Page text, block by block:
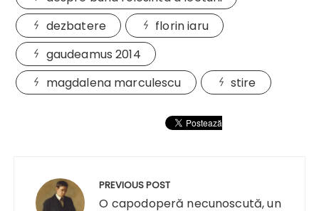
dezbatere
florin iaru
gaudeamus 2014
magdalena marculescu
stire
PREVIOUS POST
O capodoperă necunoscută, un